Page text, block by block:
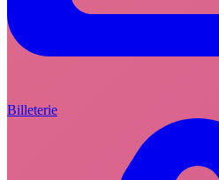
Billeterie